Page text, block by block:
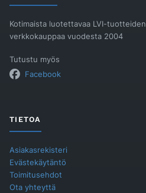
Kotimaista luotettavaa LVI-tuotteiden
verkkokauppaa vuodesta 2004
Tutustu myös
Facebook
TIETOA
Asiakasrekisteri
Evästekäytäntö
Toimitusehdot
Ota yhteyttä